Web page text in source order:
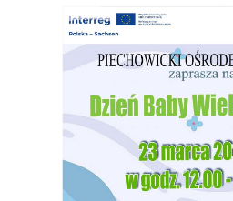
Aktualności